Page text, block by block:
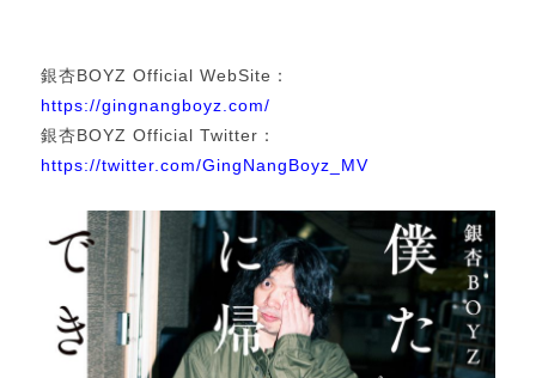
銀杏BOYZ Official WebSite：
https://gingnangboyz.com/
銀杏BOYZ Official Twitter：
https://twitter.com/GingNangBoyz_MV